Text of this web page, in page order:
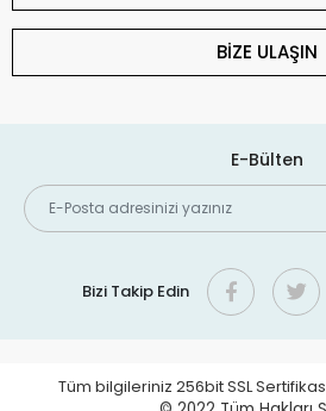
BİZE ULAŞIN
E-Bülten
Bizi Takip Edin
Tüm bilgileriniz 256bit SSL